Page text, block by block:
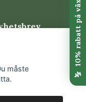
måste